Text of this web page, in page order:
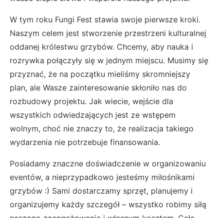
W tym roku Fungi Fest stawia swoje pierwsze kroki.
Naszym celem jest stworzenie przestrzeni kulturalnej
oddanej królestwu grzybów. Chcemy, aby nauka i
rozrywka połączyły się w jednym miejscu. Musimy się
przyznać, że na początku mieliśmy skromniejszy
plan, ale Wasze zainteresowanie skłoniło nas do
rozbudowy projektu. Jak wiecie, wejście dla
wszystkich odwiedzających jest ze wstępem
wolnym, choć nie znaczy to, że realizacja takiego
wydarzenia nie potrzebuje finansowania.
Posiadamy znaczne doświadczenie w organizowaniu
eventów, a nieprzypadkowo jesteśmy miłośnikami
grzybów :) Sami dostarczamy sprzęt, planujemy i
organizujemy każdy szczegół – wszystko robimy siłą